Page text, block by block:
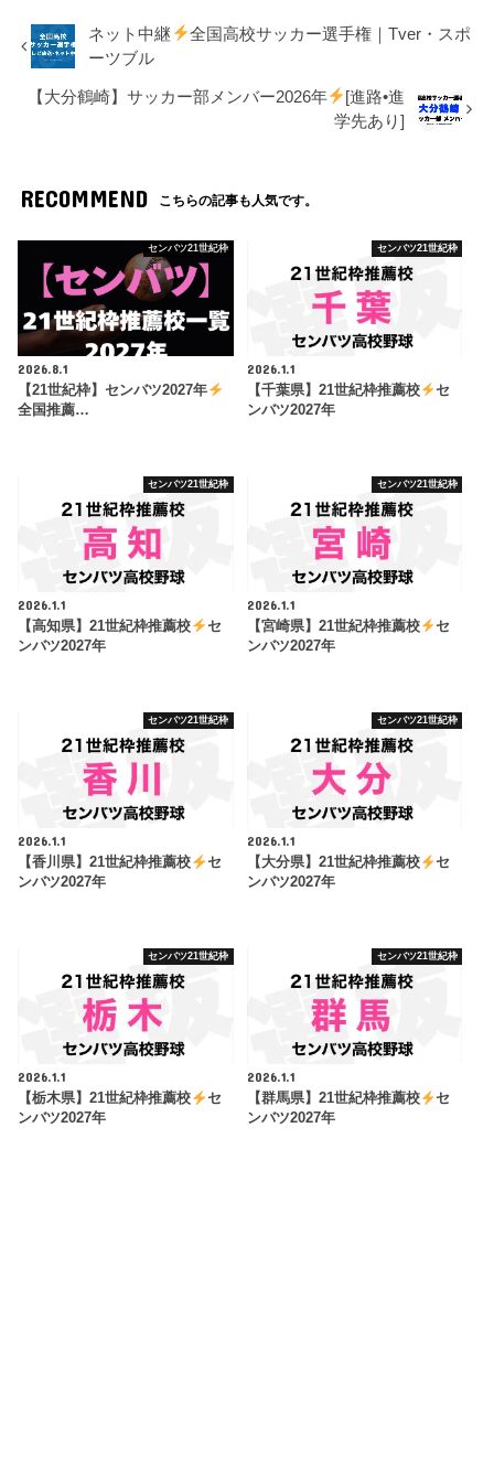
ネット中継
全国高校サッカー選手権｜Tver・スポ
ーツブル
【大分鶴崎】サッカー部メンバー2026年
[進路•進
学先あり]
RECOMMEND こちらの記事も人気です。
センバツ21世紀枠
2026.8.1
【21世紀枠】センバツ2027年
全国推薦…
センバツ21世紀枠
2026.1.1
【千葉県】21世紀枠推薦校
セ
ンバツ2027年
センバツ21世紀枠
2026.1.1
【高知県】21世紀枠推薦校
セ
ンバツ2027年
センバツ21世紀枠
2026.1.1
【宮崎県】21世紀枠推薦校
セ
ンバツ2027年
センバツ21世紀枠
2026.1.1
【香川県】21世紀枠推薦校
セ
ンバツ2027年
センバツ21世紀枠
2026.1.1
【大分県】21世紀枠推薦校
セ
ンバツ2027年
センバツ21世紀枠
2026.1.1
【栃木県】21世紀枠推薦校
セ
ンバツ2027年
センバツ21世紀枠
2026.1.1
【群馬県】21世紀枠推薦校
セ
ンバツ2027年